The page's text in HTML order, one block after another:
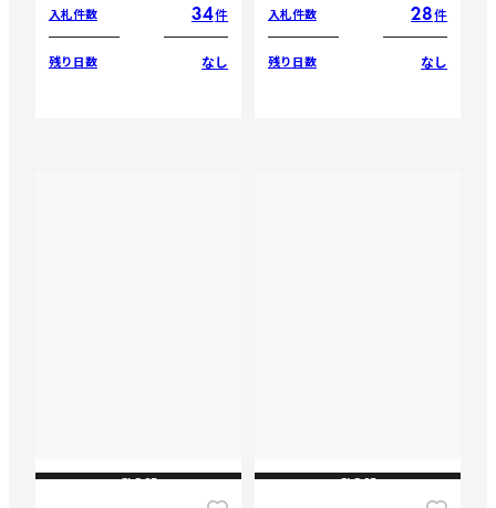
入札件数 34件
残り日数 なし
入札件数 28件
残り日数 なし
CLOSE CLOSE